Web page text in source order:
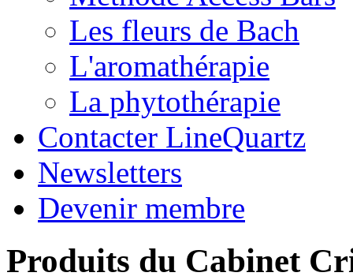
Les fleurs de Bach
L'aromathérapie
La phytothérapie
Contacter LineQuartz
Newsletters
Devenir membre
Produits du Cabinet